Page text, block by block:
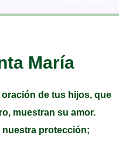
María
de tus hijos, que
muestran su amor.
nuestra protección;